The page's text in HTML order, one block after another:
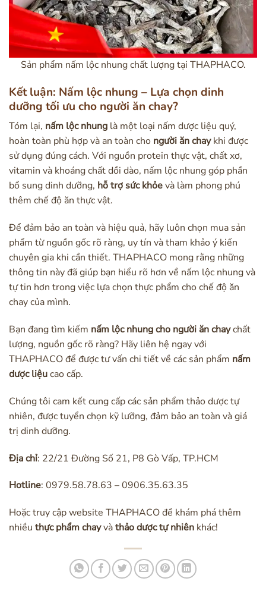
Sản phẩm nấm lộc nhung chất lượng tại THAPHACO.
Kết luận: Nấm lộc nhung – Lựa chọn dinh
dưỡng tối ưu cho người ăn chay?
Tóm lại, nấm lộc nhung là một loại nấm dược liệu quý,
hoàn toàn phù hợp và an toàn cho người ăn chaykhi được
sử dụng đúng cách. Với nguồn protein thực vật, chất xơ,
vitamin và khoáng chất dồi dào, nấm lộc nhung góp phần
bổ sung dinh dưỡng, hỗ trợ sức khỏevà làm phong phú
thêm chế độ ăn thực vật.
Để đảm bảo an toàn và hiệu quả, hãy luôn chọn mua sản
phẩm từ nguồn gốc rõ ràng, uy tín và tham khảo ý kiến
chuyên gia khi cần thiết. THAPHACO mong rằng những
thông tin này đã giúp bạn hiểu rõ hơn về nấm lộc nhung và
tự tin hơn trong việc lựa chọn thực phẩm cho chế độ ăn
chay của mình.
Bạn đang tìm kiếm nấm lộc nhung cho người ăn chaychất
lượng, nguồn gốc rõ ràng? Hãy liên hệ ngay với
THAPHACO để được tư vấn chi tiết về các sản phẩm nấm
dược liệucao cấp.
Chúng tôi cam kết cung cấp các sản phẩm thảo dược tự
nhiên, được tuyển chọn kỹ lưỡng, đảm bảo an toàn và giá
trị dinh dưỡng.
Địa chỉ: 22/21 Đường Số 21, P8 Gò Vấp, TP.HCM
Hotline: 0979.58.78.63 – 0906.35.63.35
Hoặc truy cập website THAPHACO để khám phá thêm
nhiều thực phẩm chayvàthảo dược tự nhiên khác!